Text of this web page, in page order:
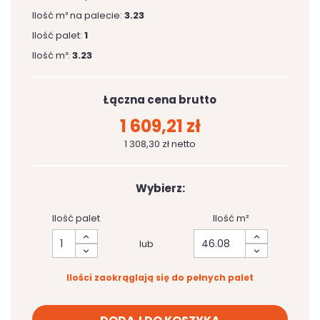
Ilość m³ na palecie: 3.23
Ilość palet: 1
Ilość m³: 3.23
Łączna cena brutto
1 609,21 zł
1 308,30 zł netto
Wybierz:
Ilość palet
lub
Ilość m²
Ilości zaokrąglają się do pełnych palet